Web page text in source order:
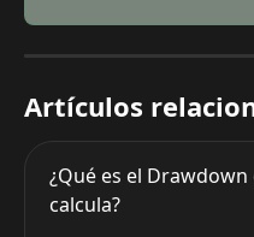
Artículos
¿Qué es el
calcula?